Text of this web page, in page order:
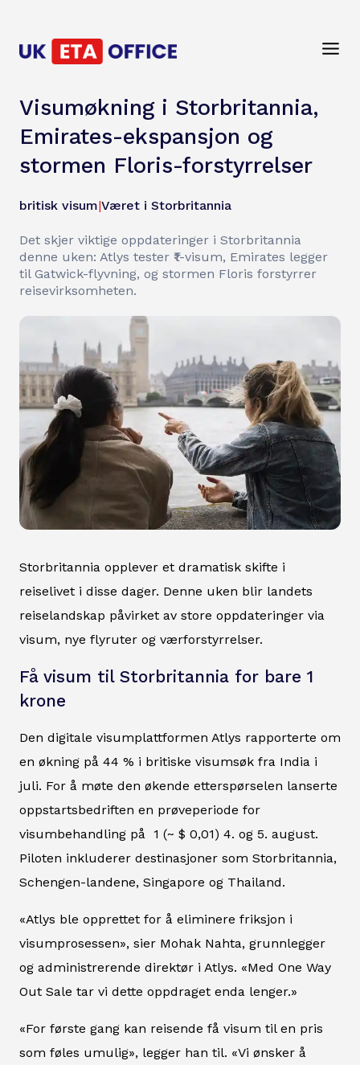
Visumøkning i Storbritannia,
Emirates-ekspansjon og
stormen Floris-forstyrrelser
britisk visum|Været i Storbritannia
Det skjer viktige oppdateringer i Storbritannia
denne uken: Atlys tester ₹1-visum, Emirates legger
til Gatwick-flyvning, og stormen Floris forstyrrer
reisevirksomheten.
Storbritannia opplever et dramatisk skifte i
reiselivet i disse dager. Denne uken blir landets
reiselandskap påvirket av store oppdateringer via
visum, nye flyruter og værforstyrrelser.
Få visum til Storbritannia for bare 1
krone
Den digitale visumplattformen Atlys rapporterte om
en økning på 44 % i britiske visumsøk fra India i
juli. For å møte den økende etterspørselen lanserte
oppstartsbedriften en prøveperiode for
visumbehandling på ₹ 1 (~ $ 0,01) 4. og 5. august.
Piloten inkluderer destinasjoner som Storbritannia,
Schengen-landene, Singapore og Thailand.
«Atlys ble opprettet for å eliminere friksjon i
visumprosessen», sier Mohak Nahta, grunnlegger
og administrerende direktør i Atlys. «Med One Way
Out Sale tar vi dette oppdraget enda lenger.»
«For første gang kan reisende få visum til en pris
som føles umulig», legger han til. «Vi ønsker å